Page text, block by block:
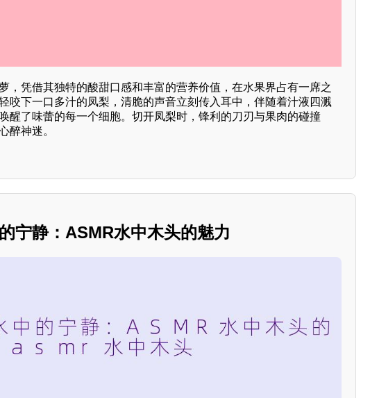
，凭借其独特的酸甜口感和丰富的营养价值，在水果界占有一席之
咬下一口多汁的凤梨，清脆的声音立刻传入耳中，伴随着汁液四溅
醒了味蕾的每一个细胞。切开凤梨时，锋利的刀刃与果肉的碰撞
醉神迷。
宁静：ASMR水中木头的魅力